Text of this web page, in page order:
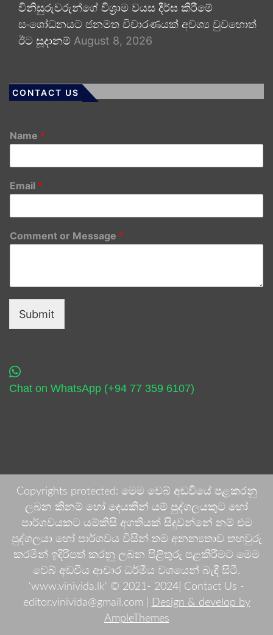
විනිසුරුවරුන්ගේ විශ්‍රාම වයස දීර්ඝ කිරීමේ
සංශෝධනයට ජනමත විචාරණයක් අවශ්‍ය වුවහොත්
ඊට සූදානම් August 8, 2026
CONTACT US
Name *
Email *
Comment or Message *
Submit
Chat on WhatsApp (+94 77 359 6107)
Copyrights protected: මෙම වෙබ් අඩවියේ පළකරනු
ලබන කිනම් හෝ දෙයකින් යම් පුද්ගලයකුට හෝ
පාර්ශවයකට යම්කිසි අගතියක් සිදුවන්නේ නම් එම
පුද්ගලයා හෝ පාර්ශවය විසින් තම අනන්‍යතාව තහවුරු
කරමින් ඉදිරිපත් කරනු ලබන පිළිතුරු පළකිරීමට මෙම
වෙබ් අඩවිය ආචාර ධර්මීය වශයෙන් බැඳී සිටී.
'www.vinivida.lk' © 2021- 2024| Contact Us -
editor.vinivida@gmail.com |
Design & develop by
AmpleThemes